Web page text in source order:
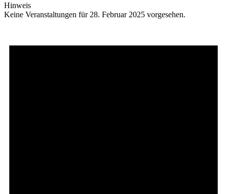
Hinweis
Keine Veranstaltungen für 28. Februar 2025 vorgesehen.